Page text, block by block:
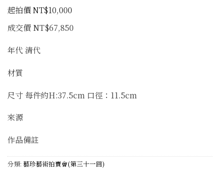
NT$10,000
成交價 NT$67,850
年代 清代
材質
尺寸 每件約H:37.5cm 口徑：11.5cm
來源
作品備註
分類: 藝珍藝術拍賣會(第三十一回)